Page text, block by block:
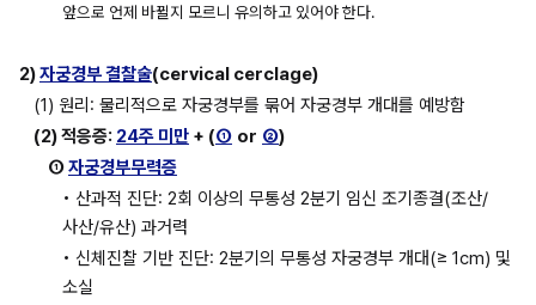
앞으로 언제 바뀔지 모르니 유의하고 있어야 한다.
2) 자궁경부 결찰술(cervical cerclage)
(1) 원리: 물리적으로 자궁경부를 묶어 자궁경부 개대를 예방함
(2) 적응증: 24주 미만 + (① or ②)
① 자궁경부무력증
• 산과적 진단: 2회 이상의 무통성 2분기 임신 조기종결(조산/
사산/유산) 과거력
• 신체진찰 기반 진단: 2분기의 무통성 자궁경부 개대(≥ 1cm) 및
소실